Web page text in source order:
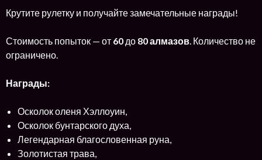
Крутите рулетку и получайте замечательные награды!
Стоимость попыток — от 60 до 80 алмазов. Количество не
ограничено.
Награды:
Осколок оленя Хэллоуин,
Осколок бунтарского духа,
Легендарная благословенная руна,
Золотистая трава,